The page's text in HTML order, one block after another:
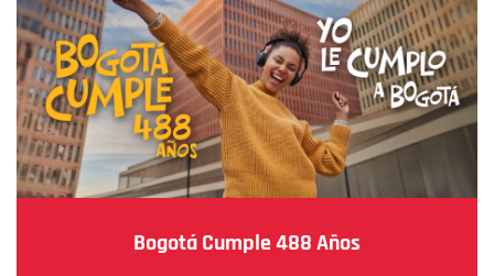
Bogotá Cumple 488 Años